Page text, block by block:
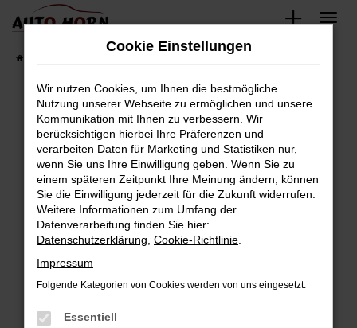
Zum
springen
Fahrzeugbestand
Fehler: Network Error
Beim Laden ist ein Fehler aufgetreten.
Hier sind ein paar Tipps, die dir helfen können:
Überprüfe deine Firewall und deine
Internetverbindung.
Laden andere Webseiten, zum Beispiel deine
Suchmaschine?
Prüfe deine Browsererweiterungen.
können das Laden bestimmter Seiten
Cookie Einstellungen
Wir nutzen Cookies, um Ihnen die bestmögliche
Nutzung unserer Webseite zu ermöglichen und unsere
Kommunikation mit Ihnen zu verbessern. Wir
berücksichtigen hierbei Ihre Präferenzen und
verarbeiten Daten für Marketing und Statistiken nur,
wenn Sie uns Ihre Einwilligung geben. Wenn Sie zu
einem späteren Zeitpunkt Ihre Meinung ändern, können
Sie die Einwilligung jederzeit für die Zukunft widerrufen.
Weitere Informationen zum Umfang der
Datenverarbeitung finden Sie hier:
Datenschutzerklärung Cookie-Richtlinie
Impressum
Folgende Kategorien von Cookies werden von uns eingesetzt:
Essentiell